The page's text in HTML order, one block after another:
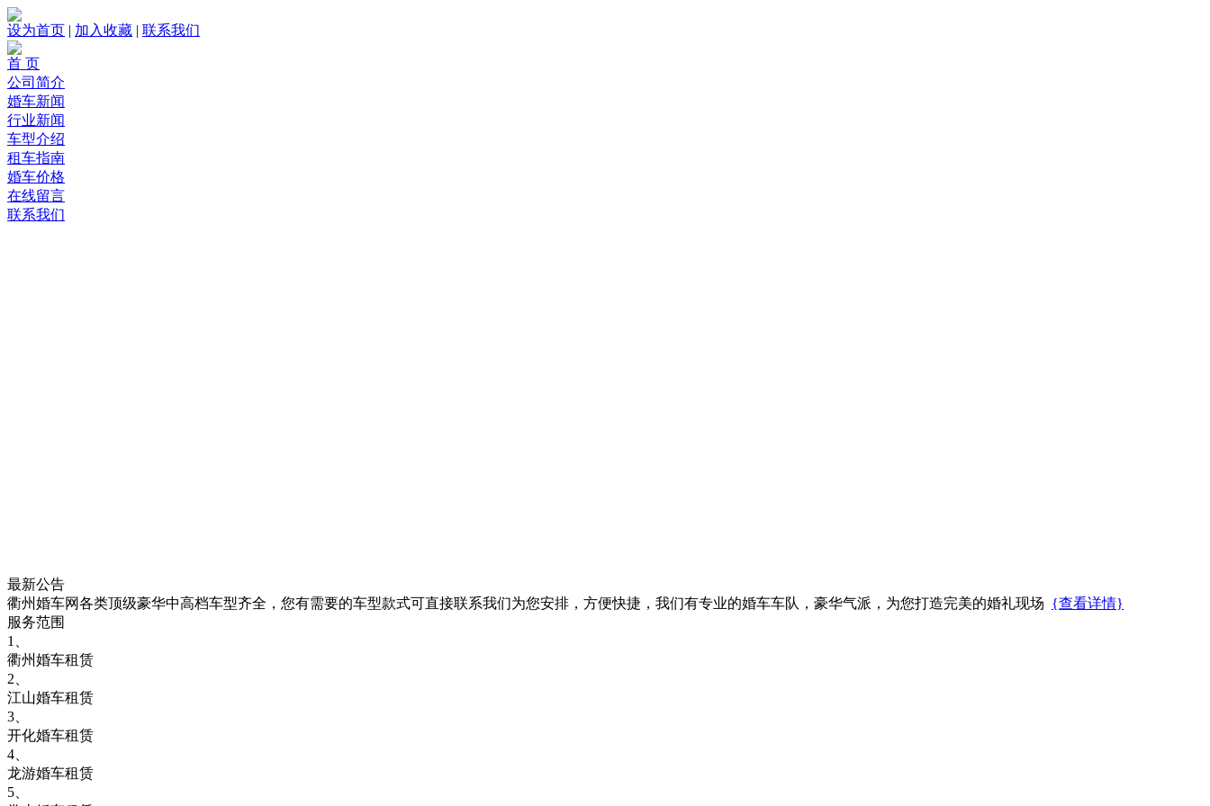
设为首页 | 加入收藏 | 联系我们
首 页
公司简介
婚车新闻
行业新闻
车型介绍
租车指南
婚车价格
在线留言
联系我们
最新公告
衢州婚车网各类顶级豪华中高档车型齐全，您有需要的车型款式可直接联系我们为您安排，方便快捷，我们有专业的婚车车队，豪华气派，为您打造完美的婚礼现场 {查看详情}
服务范围
1、
衢州婚车租赁
2、
江山婚车租赁
3、
开化婚车租赁
4、
龙游婚车租赁
5、